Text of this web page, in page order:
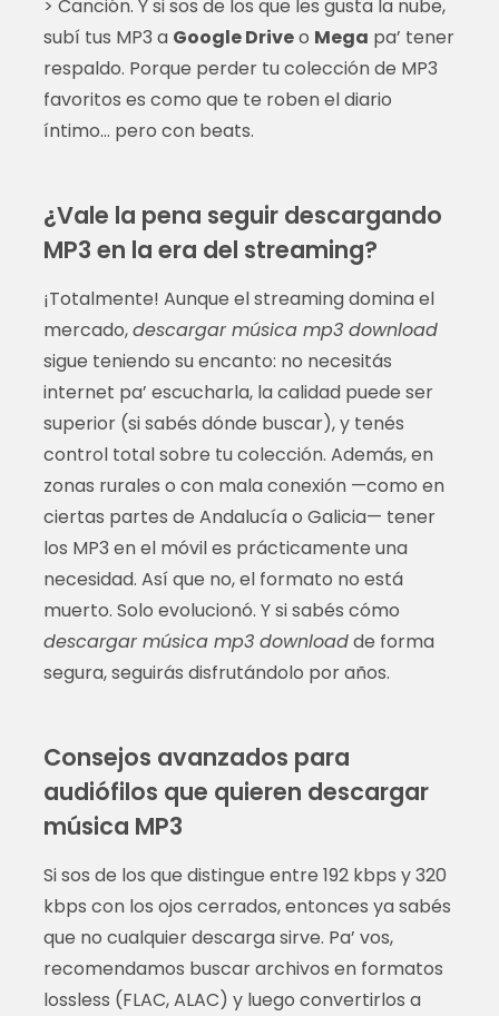
> Canción. Y si sos de los que les gusta la nube,
subí tus MP3 a Google Driveo Mega pa’ tener
respaldo. Porque perder tu colección de MP3
favoritos es como que te roben el diario
íntimo… pero con beats.
¿Vale la pena seguir descargando
MP3 en la era del streaming?
¡Totalmente! Aunque el streaming domina el
mercado,descargar música mp3 download
sigue teniendo su encanto: no necesitás
internet pa’ escucharla, la calidad puede ser
superior (si sabés dónde buscar), y tenés
control total sobre tu colección. Además, en
zonas rurales o con mala conexión —como en
ciertas partes de Andalucía o Galicia— tener
los MP3 en el móvil es prácticamente una
necesidad. Así que no, el formato no está
muerto. Solo evolucionó. Y si sabés cómo
descargar música mp3 downloadde forma
segura, seguirás disfrutándolo por años.
Consejos avanzados para
audiófilos que quieren descargar
música MP3
Si sos de los que distingue entre 192 kbps y 320
kbps con los ojos cerrados, entonces ya sabés
que no cualquier descarga sirve. Pa’ vos,
recomendamos buscar archivos en formatos
lossless (FLAC, ALAC) y luego convertirlos a